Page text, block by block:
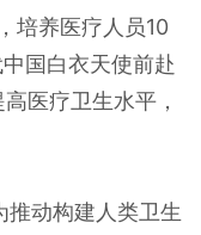
养医疗人员10
国白衣天使前赴
医疗卫生水平，
动构建人类卫生